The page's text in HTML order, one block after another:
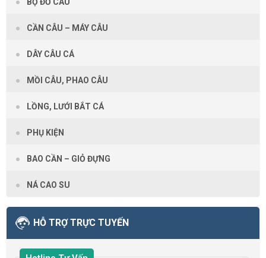
CẦN CÂU – MÁY CÂU
DÂY CÂU CÁ
MỒI CÂU, PHAO CÂU
LỒNG, LƯỚI BẮT CÁ
PHỤ KIỆN
BAO CẦN – GIỎ ĐỰNG
NÁ CAO SU
HỖ TRỢ TRỰC TUYẾN